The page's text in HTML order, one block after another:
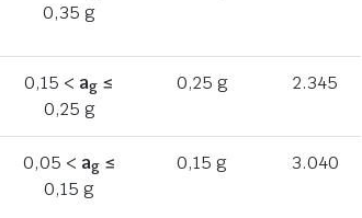
0,35 g
0,15 < ag ≤
0,25 g
0,25 g 2.345
0,05 < ag≤
0,15 g
0,15 g 3.040